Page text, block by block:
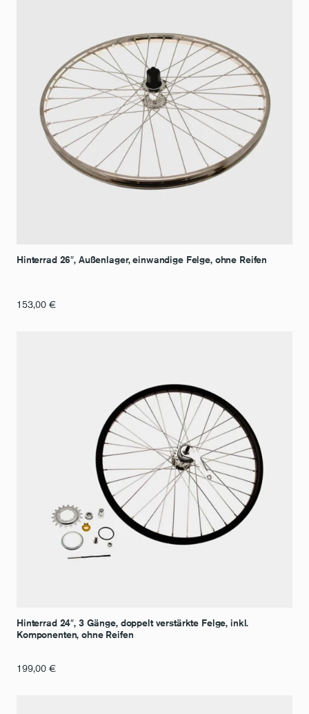
Hinterrad 26″, Außenlager, einwandige Felge, ohne Reifen
153,00 €
Hinterrad 24″, 3 Gänge, doppelt verstärkte Felge, inkl.
Komponenten, ohne Reifen
199,00 €